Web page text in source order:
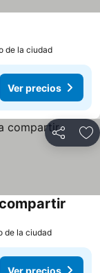
de la ciudad
Ver precios
Compartir
de la ciudad
Ver precios